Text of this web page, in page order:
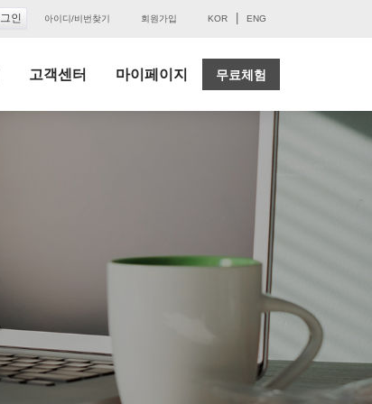
아이디/비번찾기 회원가입 KOR ENG
고객센터 마이페이지 무료체험